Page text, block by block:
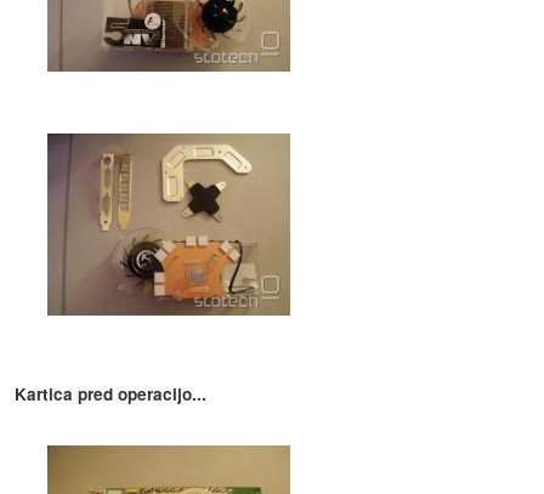
Kartica pred operacijo...